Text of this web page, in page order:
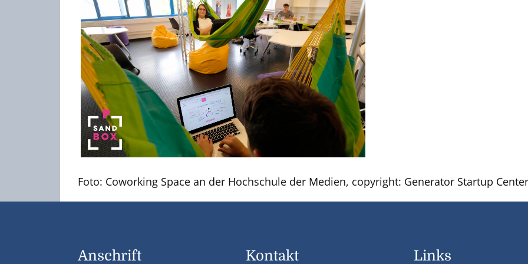
Foto: Coworking Space an der Hochschule der Medien, copyright: Generator Startup Center
Anschrift Kontakt Links